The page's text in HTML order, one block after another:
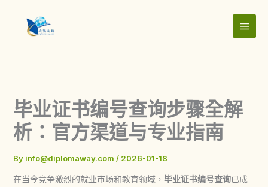
content
毕业证书编号查询步骤全解
析：官方渠道与专业指南
By info@diplomaway.com / 2026-01-18
在当今竞争激烈的就业市场和教育领域， 毕业证书编号查询已成